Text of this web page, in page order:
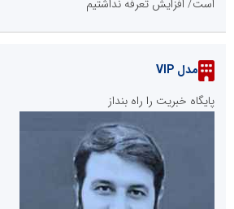
است/ افزایش تعرفه نداشتیم
مدل VIP
پایگاه خبریت را راه بنداز